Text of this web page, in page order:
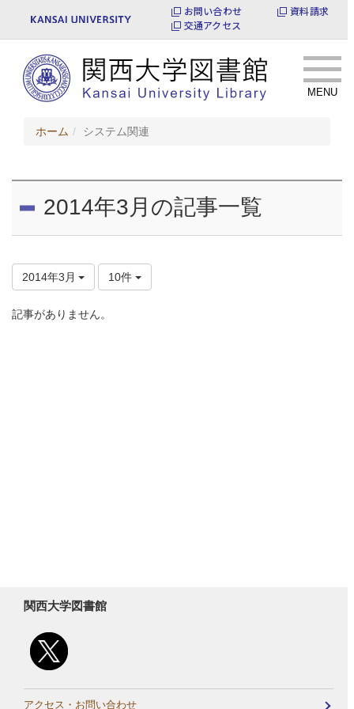
お問い合わせ
資料請求
交通アクセス
MENU
ホーム システム関連
2014年3月の記事一覧
2014年3月 10件
記事がありません。
関西大学図書館
アクセス・お問い合わせ